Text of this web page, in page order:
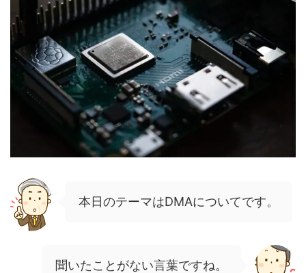
本日のテーマはDMAについてです。
聞いたことがない言葉ですね。